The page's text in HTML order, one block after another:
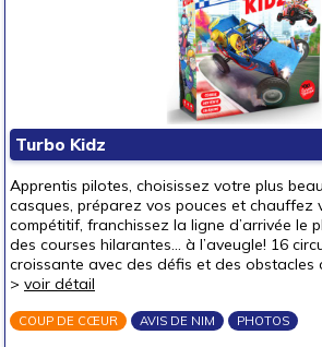
autour de 50 €
50 € et au-delà
Turbo Kidz
Apprentis pilotes, choisissez votre plus
casques, préparez vos pouces et chauffez
compétitif, franchissez la ligne d’arrivée le
des courses hilarantes... à l’aveugle! 16
croissante avec des défis et des obstacles
> voir détail
COUP DE CŒUR AVIS DE NIM PHOTOS